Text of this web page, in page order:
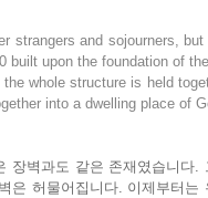
strangers and sojourners,
built upon the foundation of
whole structure is held
into a dwelling place of
장벽과도 같은 존재였습니다
은 허물어집니다. 이제부터